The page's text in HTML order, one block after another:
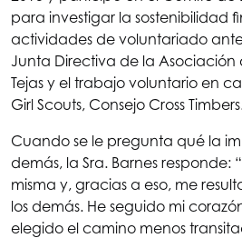
para investigar la sostenibilidad
actividades de voluntariado
Junta Directiva de la Asociación
Tejas y el trabajo voluntario en
Girl Scouts, Consejo Cross
Cuando se le pregunta qué la
demás, la Sra. Barnes responde:
misma y, gracias a eso, me
los demás. He seguido mi
elegido el camino menos